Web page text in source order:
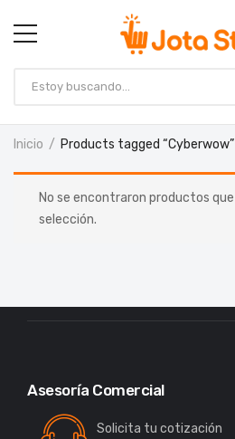
Inicio Products tagged “Cyberwow”
No se encontraron productos
selección.
Asesoría Comercial
Solicita tu cotización